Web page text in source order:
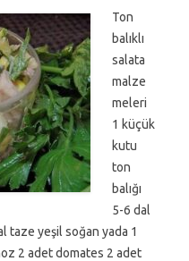
Ton
balıklı
salata
malze
meleri
1 küçük
kutu
ton
balığı
5-6 dal
taze yeşil soğan yada 1
2 adet domates 2 adet